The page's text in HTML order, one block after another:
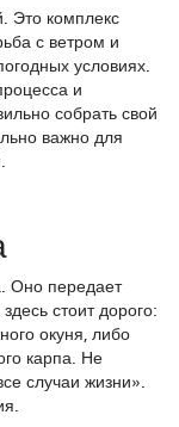
Это комплекс
с ветром и
условиях.
и
собрать свой
важно для
Оно передает
стоит дорого:
окуня, либо
карпа. Не
случаи жизни».